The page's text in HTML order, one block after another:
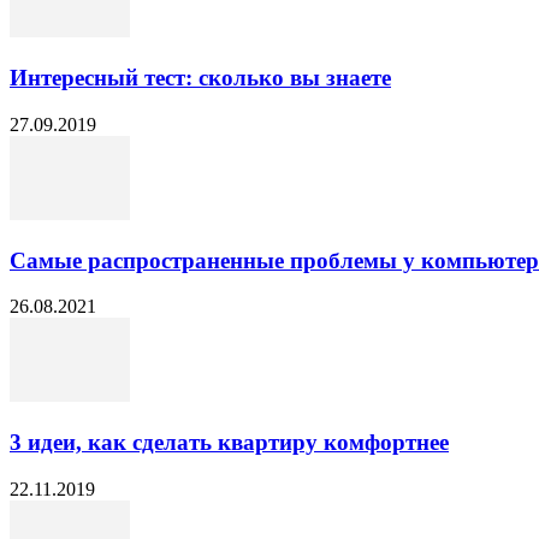
Интересный тест: сколько вы знаете
27.09.2019
Самые распространенные проблемы у
26.08.2021
3 идеи, как сделать квартиру комфортнее
22.11.2019